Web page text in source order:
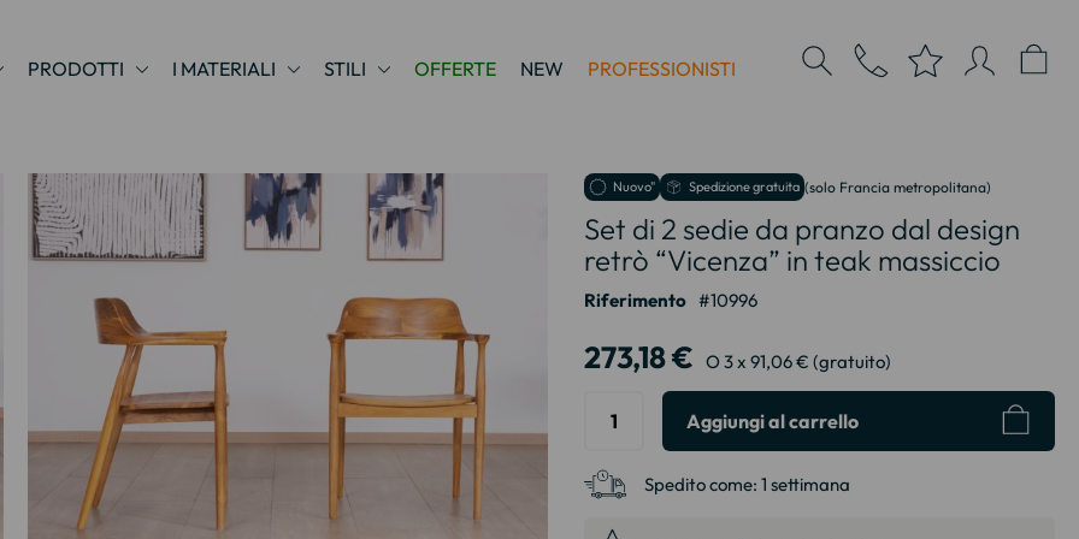
PRODOTTI I MATERIALI STILI OFFERTE NEW PROFESSIONISTI
Nuovo" Spedizione gratuita (solo Francia metropolitana)
Set di 2 sedie da pranzo dal design
retrò “Vicenza” in teak massiccio
Riferimento 10996
273,18 € O 3 x 91,06 € (gratuito)
Aggiungi al carrello
Spedito come: 1 settimana